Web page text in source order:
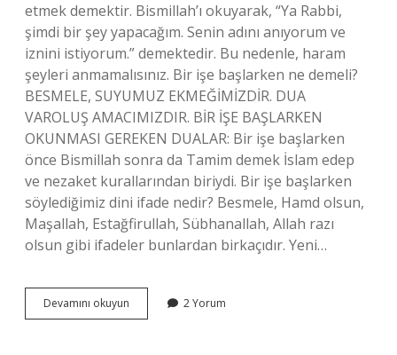
etmek demektir. Bismillah’ı okuyarak, “Ya Rabbi,
şimdi bir şey yapacağım. Senin adını anıyorum ve
iznini istiyorum.” demektedir. Bu nedenle, haram
şeyleri anmamalısınız. Bir işe başlarken ne demeli?
BESMELE, SUYUMUZ EKMEĞİMİZDİR. DUA
VAROLUŞ AMACIMIZDIR. BİR İŞE BAŞLARKEN
OKUNMASI GEREKEN DUALAR: Bir işe başlarken
önce Bismillah sonra da Tamim demek İslam edep
ve nezaket kurallarından biriydi. Bir işe başlarken
söylediğimiz dini ifade nedir? Besmele, Hamd olsun,
Maşallah, Estağfirullah, Sübhanallah, Allah razı
olsun gibi ifadeler bunlardan birkaçıdır. Yeni…
Devamını okuyun
Işe
2 Yorum